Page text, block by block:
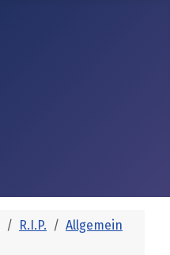
R.I.P.
Allgemein